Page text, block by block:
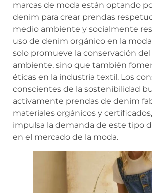
marcas de moda están optando
denim para crear prendas
medio ambiente y socialmente
uso de denim orgánico en la
solo promueve la conservación
ambiente, sino que también
éticas en la industria textil. Los
conscientes de la sostenibilidad
activamente prendas de denim
materiales orgánicos y
impulsa la demanda de este tipo
en el mercado de la moda.